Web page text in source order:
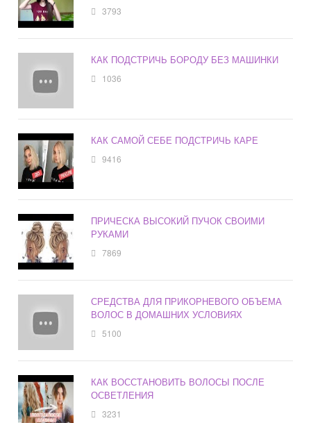
3793
КАК ПОДСТРИЧЬ БОРОДУ БЕЗ МАШИНКИ
1036
КАК САМОЙ СЕБЕ ПОДСТРИЧЬ КАРЕ
9416
ПРИЧЕСКА ВЫСОКИЙ ПУЧОК СВОИМИ
РУКАМИ
7869
СРЕДСТВА ДЛЯ ПРИКОРНЕВОГО ОБЪЕМА
ВОЛОС В ДОМАШНИХ УСЛОВИЯХ
5100
КАК ВОССТАНОВИТЬ ВОЛОСЫ ПОСЛЕ
ОСВЕТЛЕНИЯ
3231